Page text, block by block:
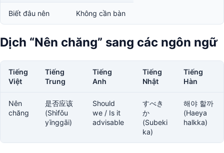
Biết đâu nên Không cần bàn
Dịch “Nên chăng” sang các ngôn ngữ
Tiếng
Việt
Tiếng
Trung
Tiếng
Anh
Tiếng
Nhật
Tiếng
Hàn
Nên
chăng
是否应该
(Shìfǒu
yīnggāi)
Should
we / Is it
advisable
すべき
か
(Subeki
ka)
해야 할까
(Haeya
halkka)